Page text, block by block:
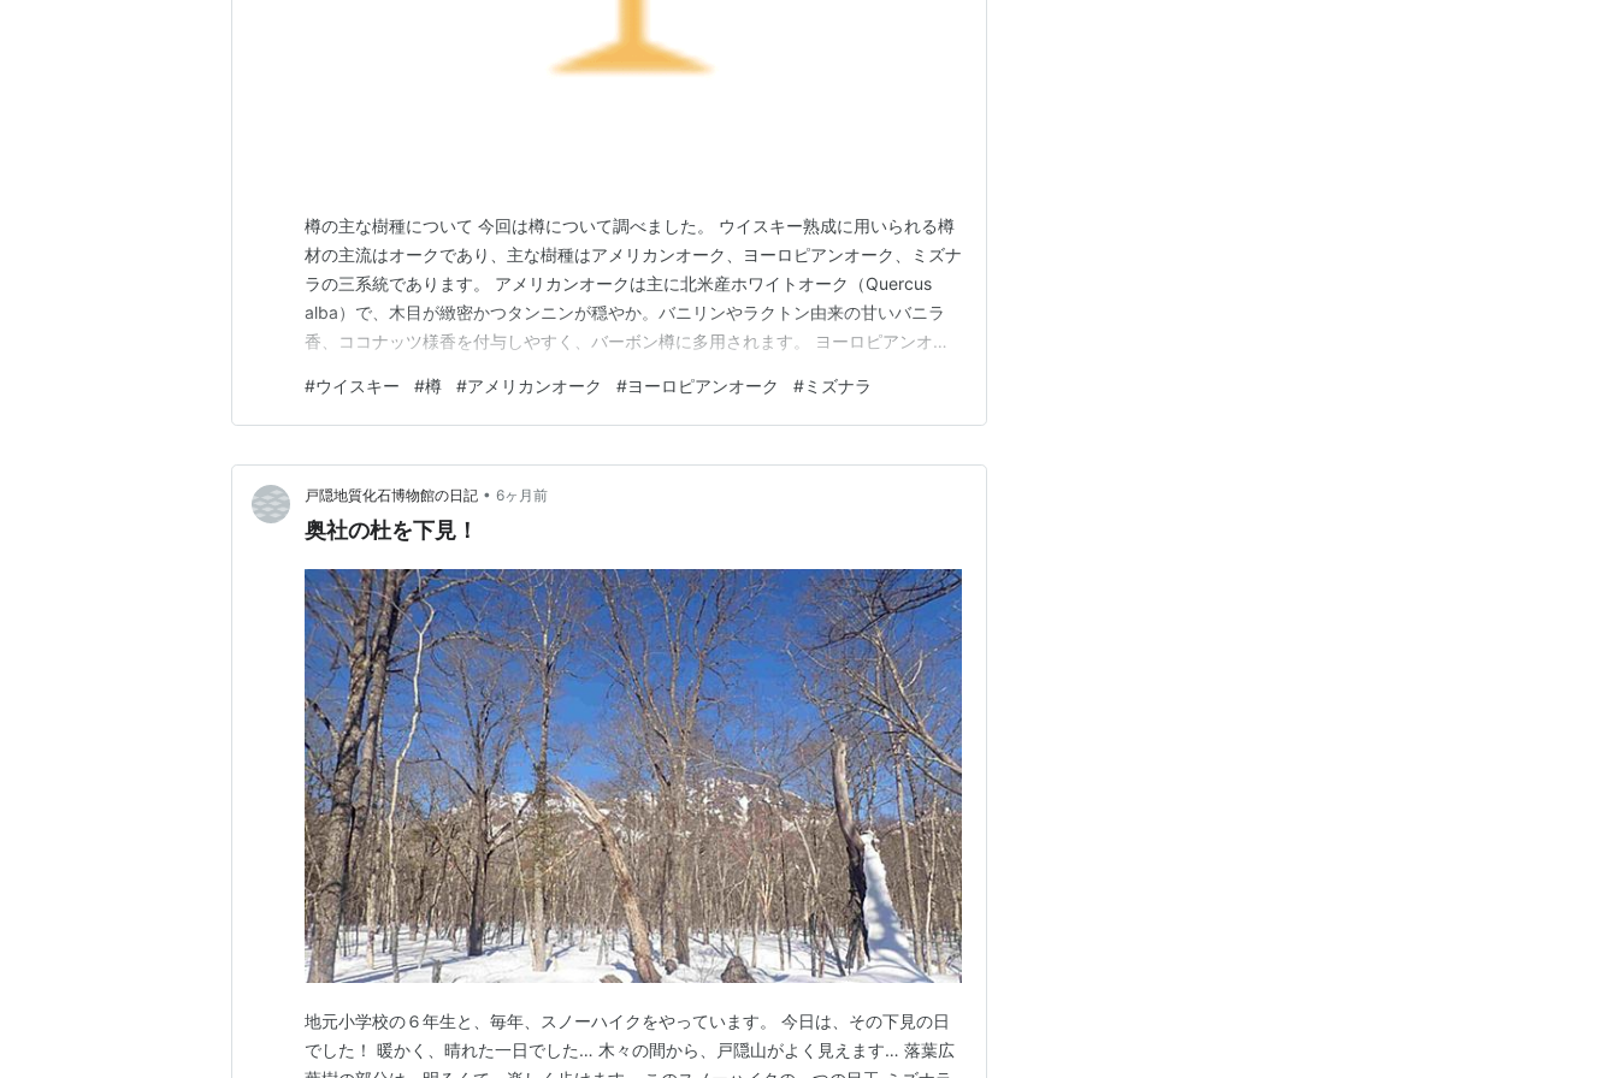
樽の主な樹種について 今回は樽について調べました。 ウイスキー熟成に用いられる樽
材の主流はオークであり、主な樹種はアメリカンオーク、ヨーロピアンオーク、ミズナ
ラの三系統であります。 アメリカンオークは主に北米産ホワイトオーク（Quercus
alba）で、木目が緻密かつタンニンが穏やか。バニリンやラクトン由来の甘いバニラ
香、ココナッツ様香を付与しやすく、バーボン樽に多用されます。 ヨーロピアンオー
ルーツやスパイス、重厚なボディを形成するためシェリー樽に多いです。 ミズナラ
（Quercus crispula…
#ウイスキー #樽 #アメリカンオーク #ヨーロピアンオーク #ミズナラ
戸隠地質化石博物館の日記 • 6ヶ月前
奥社の杜を下見！
地元小学校の６年生と、毎年、スノーハイクをやっています。 今日は、その下見の日
でした！ 暖かく、晴れた一日でした… 木々の間から、戸隠山がよく見えます… 落葉広